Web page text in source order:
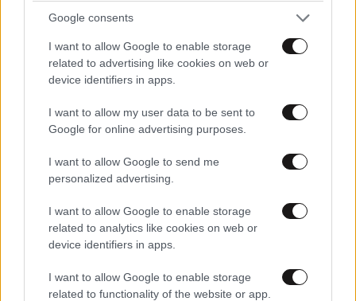
Google consents
I want to allow Google to enable storage
related to advertising like cookies on web or
device identifiers in apps.
I want to allow my user data to be sent to
Google for online advertising purposes.
I want to allow Google to send me
personalized advertising.
I want to allow Google to enable storage
related to analytics like cookies on web or
device identifiers in apps.
I want to allow Google to enable storage
related to functionality of the website or app.